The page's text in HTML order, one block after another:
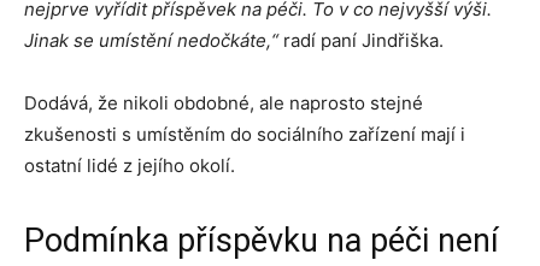
nejprve vyřídit příspěvek na péči. To v co nejvyšší výši.
Jinak se umístění nedočkáte,“radí paní Jindřiška.
Dodává, že nikoli obdobné, ale naprosto stejné
zkušenosti s umístěním do sociálního zařízení mají i
ostatní lidé z jejího okolí.
Podmínka příspěvku na péči není